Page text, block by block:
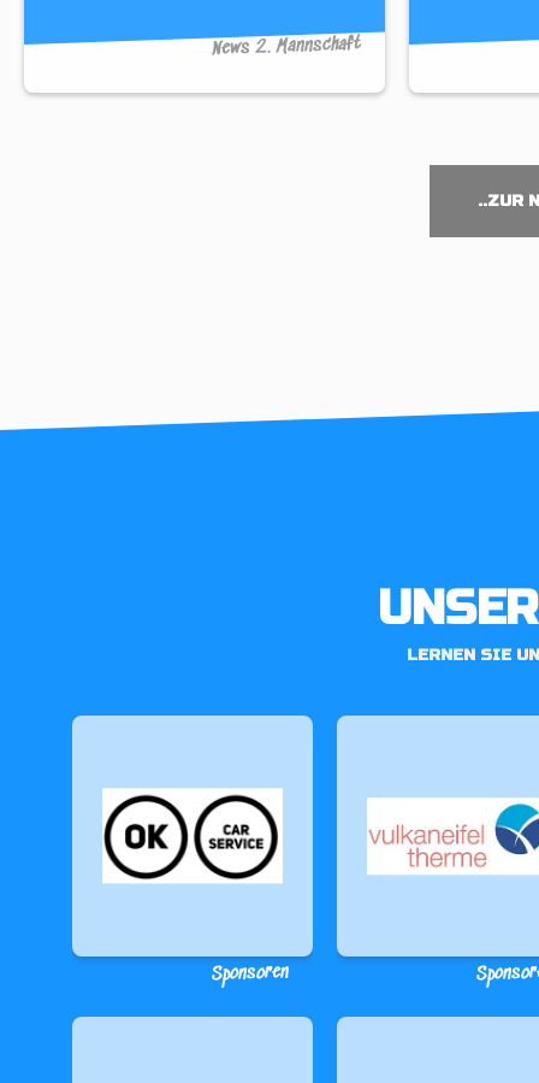
News 2. Mannschaft
..ZUR
LERNEN SIE
Sponsoren